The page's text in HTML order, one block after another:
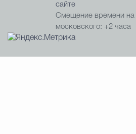
сайте
Смещение времени на
московского: +2 часа